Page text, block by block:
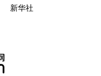
新华社